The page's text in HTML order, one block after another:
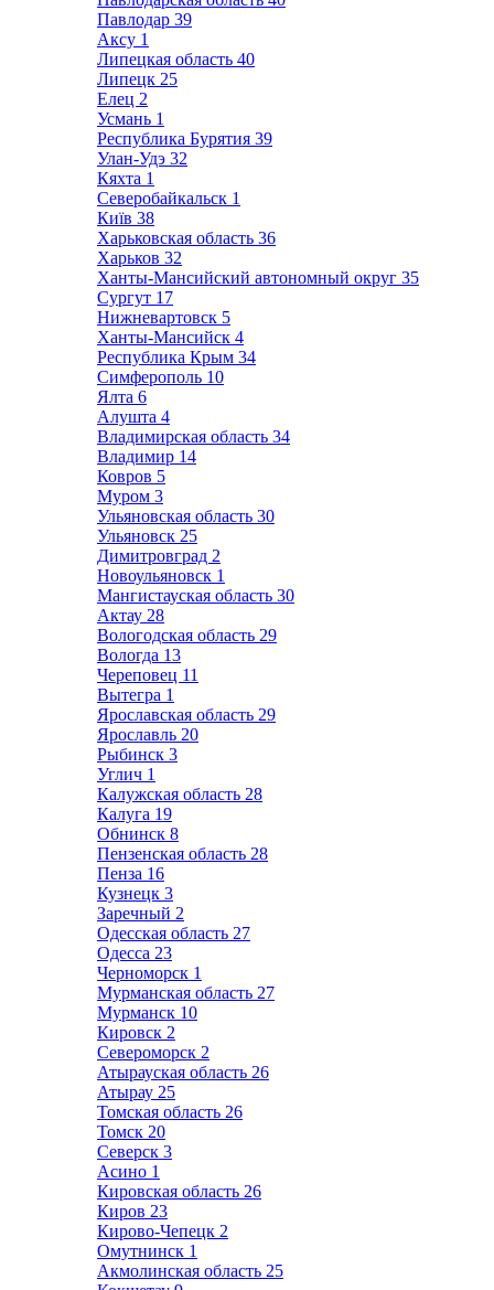
Павлодар 39
Аксу 1
Липецкая область 40
Липецк 25
Елец 2
Усмань 1
Республика Бурятия 39
Улан-Удэ 32
Кяхта 1
Северобайкальск 1
Київ 38
Харьковская область 36
Харьков 32
Ханты-Мансийский автономный округ 35
Сургут 17
Нижневартовск 5
Ханты-Мансийск 4
Республика Крым 34
Симферополь 10
Ялта 6
Алушта 4
Владимирская область 34
Владимир 14
Ковров 5
Муром 3
Ульяновская область 30
Ульяновск 25
Димитровград 2
Новоульяновск 1
Мангистауская область 30
Актау 28
Вологодская область 29
Вологда 13
Череповец 11
Вытегра 1
Ярославская область 29
Ярославль 20
Рыбинск 3
Углич 1
Калужская область 28
Калуга 19
Обнинск 8
Пензенская область 28
Пенза 16
Кузнецк 3
Заречный 2
Одесская область 27
Одесса 23
Черноморск 1
Мурманская область 27
Мурманск 10
Кировск 2
Североморск 2
Атырауская область 26
Атырау 25
Томская область 26
Томск 20
Северск 3
Асино 1
Кировская область 26
Киров 23
Кирово-Чепецк 2
Омутнинск 1
Акмолинская область 25